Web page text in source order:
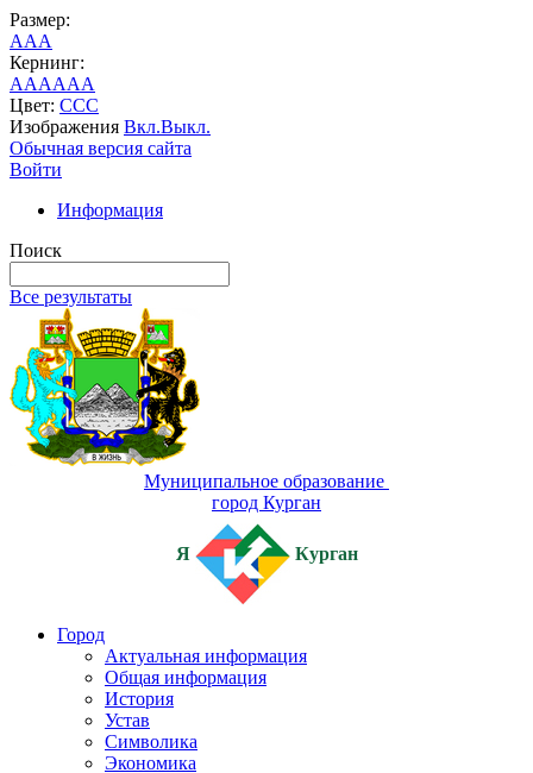
Размер:
AAA
Кернинг:
AAAAAA
Цвет: CCC
Изображения Вкл.Выкл.
Обычная версия сайта
Войти
Информация
Поиск
Все результаты
Муниципальное образование
город Курган
Я Курган
Город
Актуальная информация
Общая информация
История
Устав
Символика
Экономика